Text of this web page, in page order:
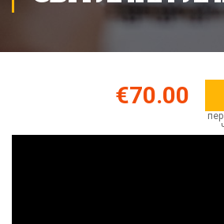
€70.00